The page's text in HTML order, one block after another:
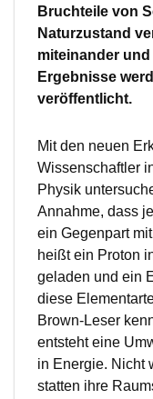
Bruchteile von
Naturzustand
miteinander
Ergebnisse
veröffentlicht.
Mit den neuen
Wissenschaftler
Physik
Annahme, dass
ein Gegenpart
heißt ein Proton
geladen und ein
diese
Brown-Leser
entsteht eine
in Energie. Nicht
statten ihre